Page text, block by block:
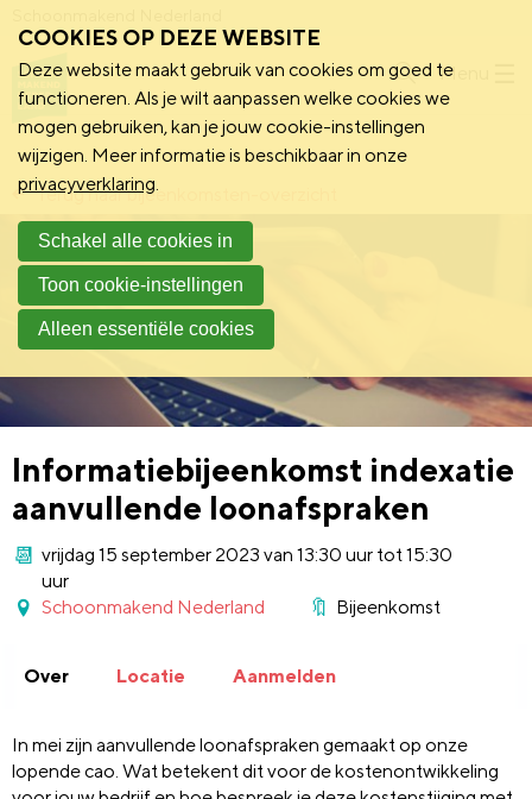
Menu
Terug naar bijeenkomsten-overzicht
Informatiebijeenkomst indexatie
aanvullende loonafspraken
vrijdag 15 september 2023 van 13:30 uur tot 15:30
uur
Schoonmakend Nederland
Bijeenkomst
Over Locatie Aanmelden
In mei zijn aanvullende loonafspraken gemaakt op onze
lopende cao. Wat betekent dit voor de kostenontwikkeling
COOKIES OP DEZE WEBSITE
Deze website maakt gebruik van cookies om goed te
functioneren. Als je wilt aanpassen welke cookies we
mogen gebruiken, kan je jouw cookie-instellingen
wijzigen. Meer informatie is beschikbaar in onze
privacyverklaring.
Schakel alle cookies in
Toon cookie-instellingen
Alleen essentiële cookies